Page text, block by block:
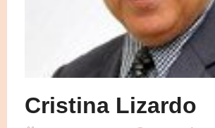
Cristina Lizardo